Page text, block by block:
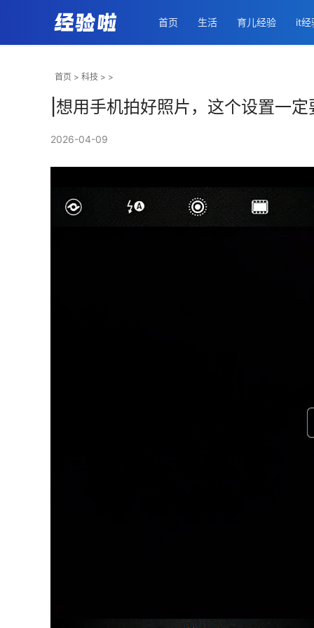
首页 生活 育儿经验 it经
首页 > 科技 > >
|想用手机拍好照片，这个设置一
2026-04-09